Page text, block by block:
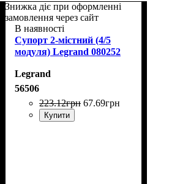
Знижка діє при оформленні
замовлення через сайт
В наявності
Супорт 2-містний (4/5
модуля) Legrand 080252
Legrand
56506
223.12грн 67.69грн
Купити